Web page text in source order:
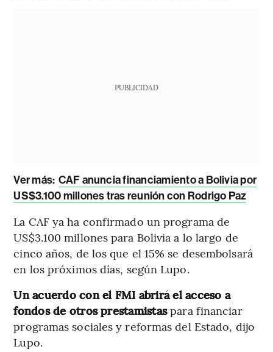
PUBLICIDAD
Ver más: CAF anuncia financiamiento a Bolivia por
US$3.100 millones tras reunión con Rodrigo Paz
La CAF ya ha confirmado un programa de
US$3.100 millones para Bolivia a lo largo de
cinco años, de los que el 15% se desembolsará
en los próximos días, según Lupo.
Un acuerdo con el FMI abrirá el acceso a
fondos de otros prestamistaspara financiar
programas sociales y reformas del Estado, dijo
Lupo.